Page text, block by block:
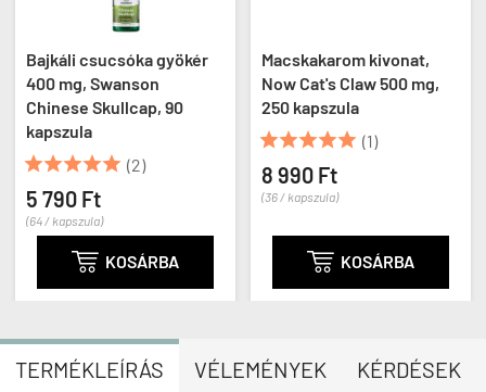
Bajkáli csucsóka gyökér
400 mg, Swanson
Chinese Skullcap, 90
kapszula
 (2)
5 790 Ft
(64 / kapszula)
 KOSÁRBA
Macskakarom kivonat,
Now Cat's Claw 500 mg,
250 kapszula
 (1)
8 990 Ft
(36 / kapszula)
 KOSÁRBA
TERMÉKLEÍRÁS VÉLEMÉNYEK KÉRDÉSEK